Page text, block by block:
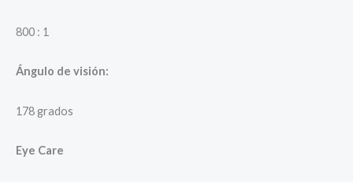
800 : 1
Ángulo de visión:
178 grados
Eye Care